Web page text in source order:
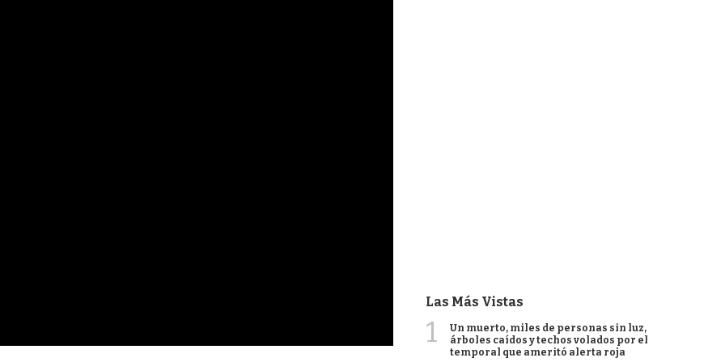
Las Más Vistas
1
Un muerto, miles de personas sin luz,
árboles caídos y techos volados por el
temporal que ameritó alerta roja